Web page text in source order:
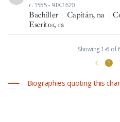
c. 1555 - 9.IX.1620
Bachiller Capitán, na
Escritor, ra
Showing 1-6 of
1
Biographies quoting this